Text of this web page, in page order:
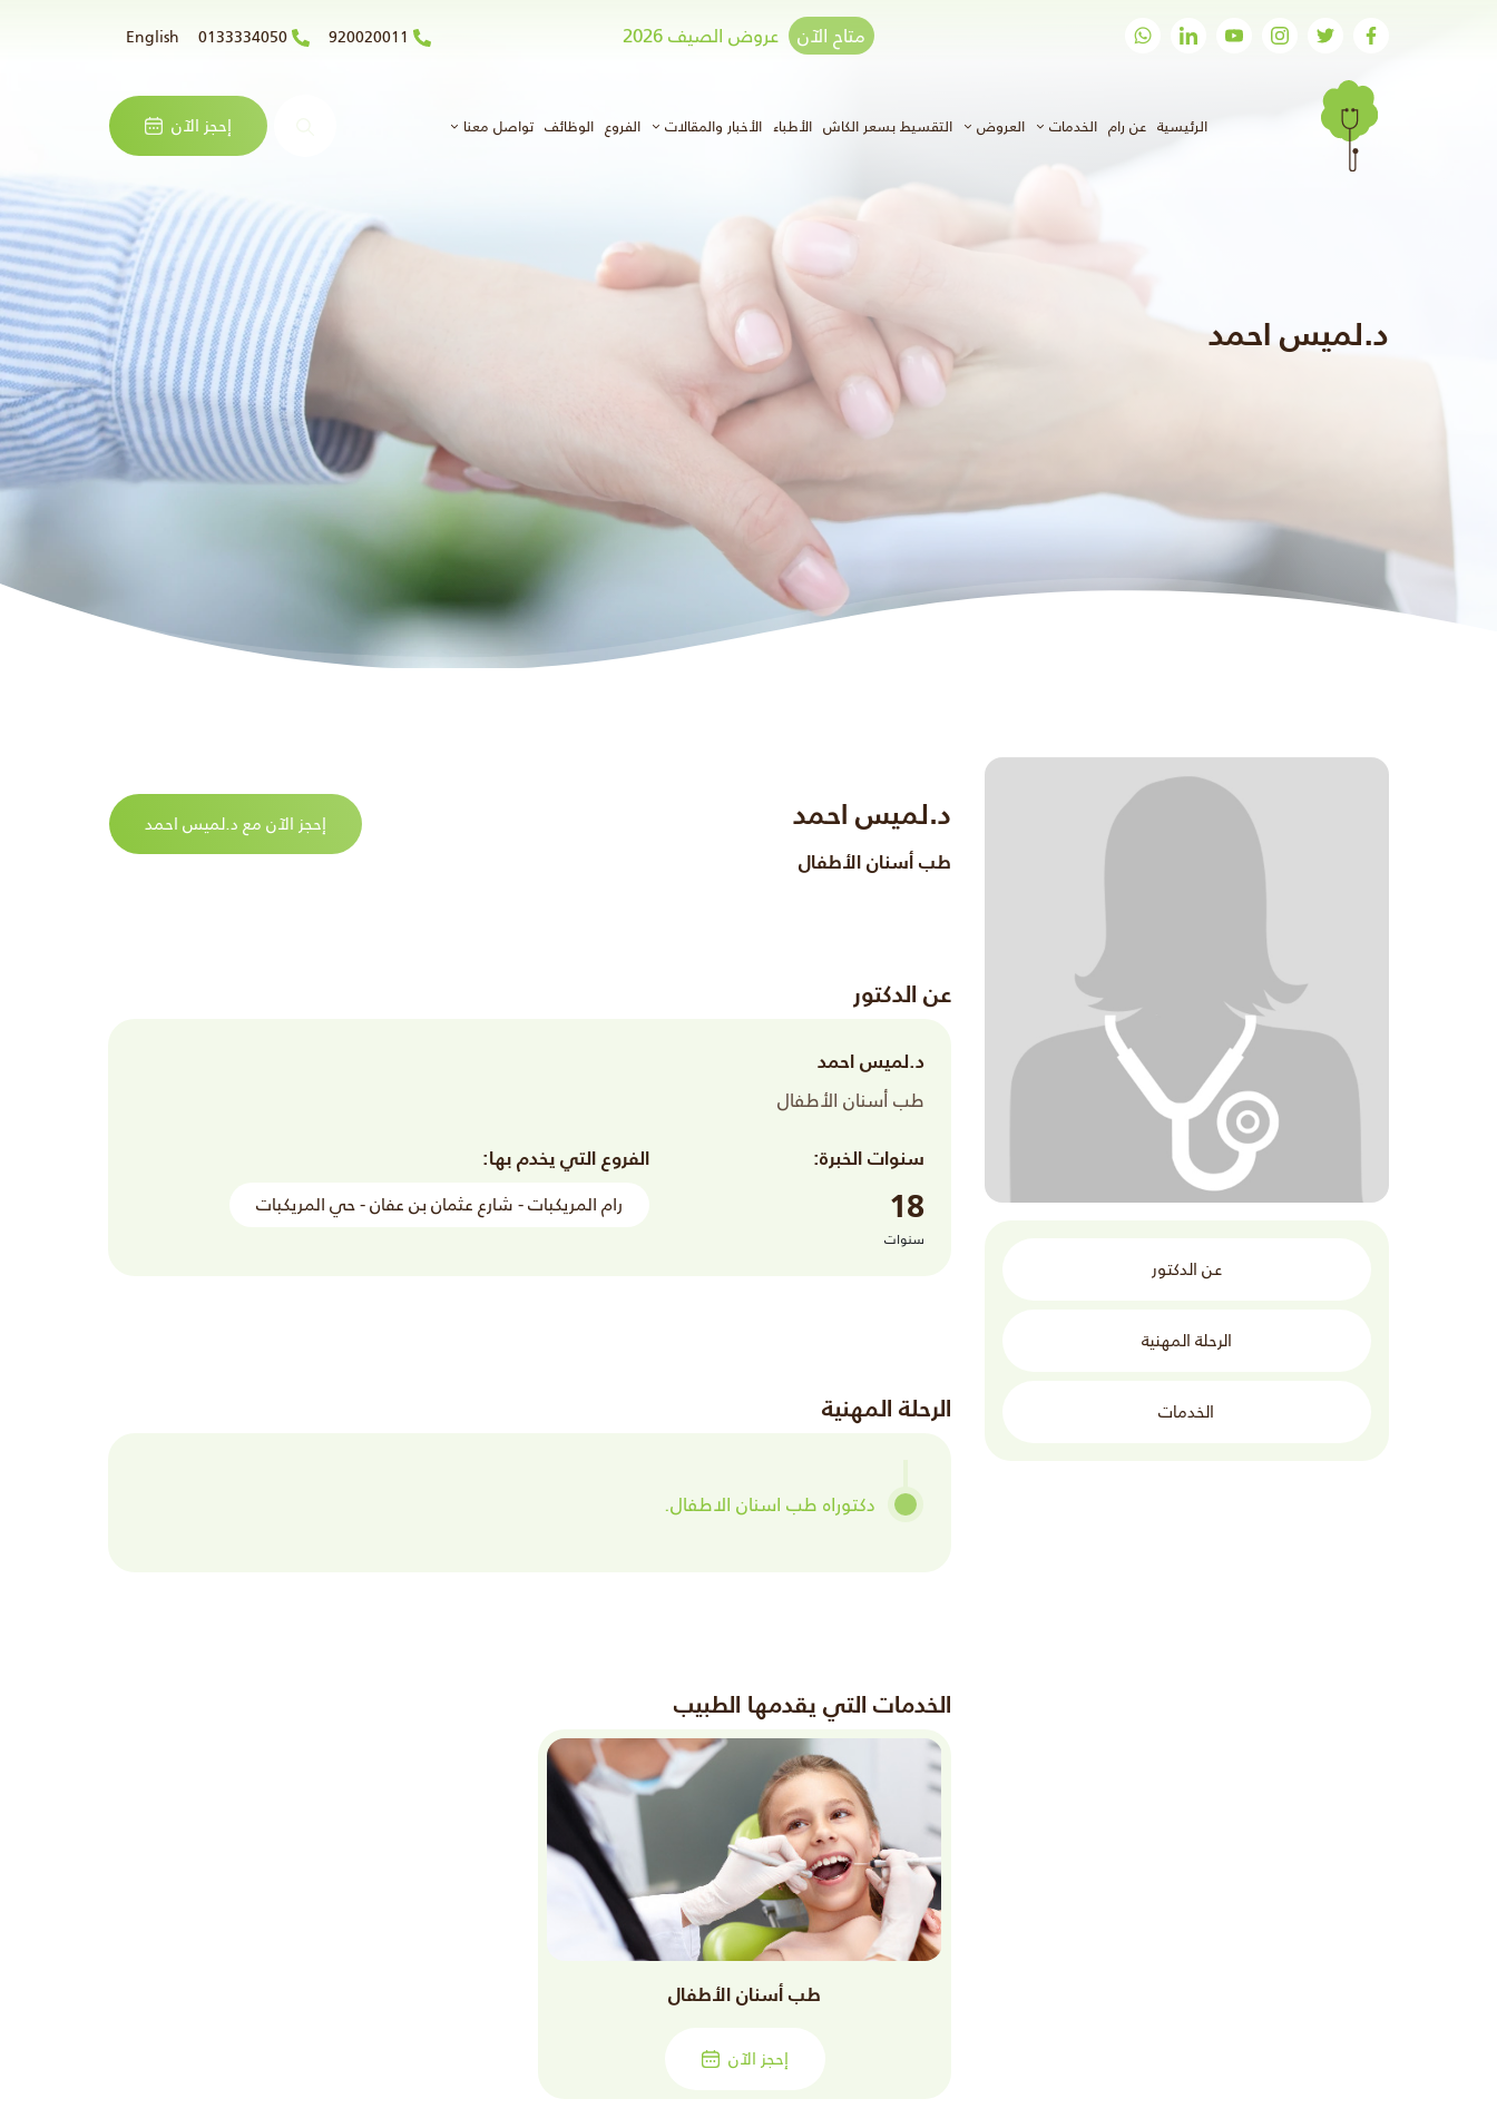
متاح الآن عروض الصيف 2026 920020011
0133334050
English
الرئيسية(الحالي)
عن رام الخدمات العروض التقسيط بسعر الكاش الأطباء الأخبار والمقالات الفروع الوظائف تواصل معنا إحجز الآن
د.لميس احمد
عن الدكتور
الرحلة المهنية
الخدمات
د.لميس احمد
طب أسنان الأطفال
إحجز الآن مع د.لميس احمد
عن الدكتور
د.لميس احمد
طب أسنان الأطفال
سنوات الخبرة:
18
سنوات
الفروع التي يخدم بها:
رام المريكبات - شارع عثمان بن عفان - حي المريكبات
الرحلة المهنية
دكتوراه طب اسنان الاطفال.
الخدمات التي يقدمها الطبيب
طب أسنان الأطفال
إحجز الآن